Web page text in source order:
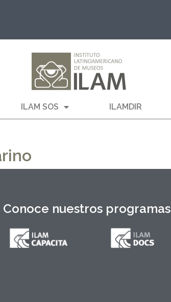
ILAM SOS ILAMDIR
Conoce nuestros programas